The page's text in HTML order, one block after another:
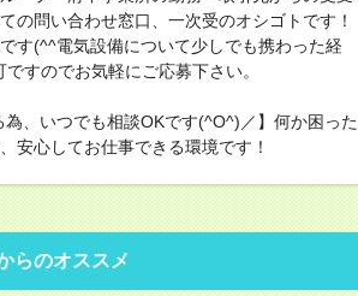
の問い合わせ窓口、一次受のオシゴトです！
す(^^電気設備について少しでも携わった経
すのでお気軽にご応募下さい。
、いつでも相談OKです(^O^)／】何か困った
安心してお仕事できる環境です！
らのオススメ